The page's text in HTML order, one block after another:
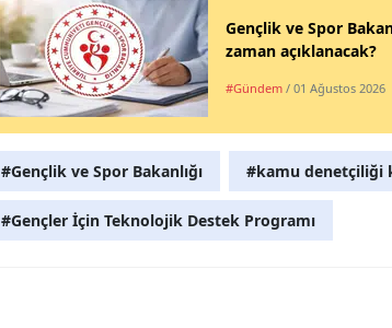
Gençlik ve Spor
zaman açıklanacak?
#Gündem / 01 Ağustos 2026
#Gençlik ve Spor Bakanlığı #kamu denetçiliği
#Gençler İçin Teknolojik Destek Programı